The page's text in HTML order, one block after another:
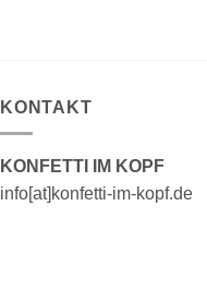
KONTAKT
KONFETTI IM KOPF
info[at]konfetti-im-kopf.de